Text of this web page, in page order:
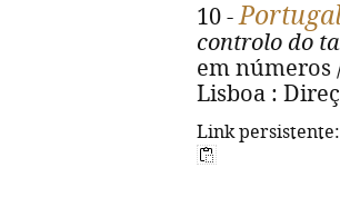
10 -
controlo do
em números
Lisboa :
Link